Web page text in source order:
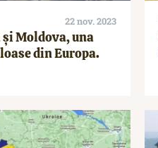
22 nov. 2023
Moldova, una
din Europa.